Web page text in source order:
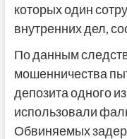
которых один
внутренних дел,
По данным
мошенничества
депозита одного
использовали
Обвиняемых